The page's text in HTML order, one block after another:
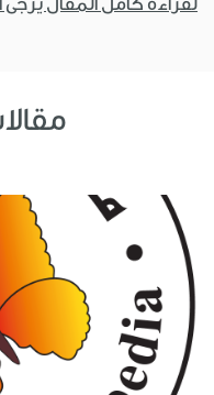
لقراءة كامل المقال